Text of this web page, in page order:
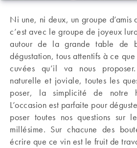
Ni une, ni deux, un groupe d’amis
c’est avec le groupe de joyeux
autour de la grande table de
dégustation, tous attentifs à ce
cuvées qu’il va nous
naturelle et joviale, toutes les
poser, la simplicité de notre
L’occasion est parfaite pour
poser toutes nos questions sur
millésime. Sur chacune des
écrire que ce vin est le fruit de